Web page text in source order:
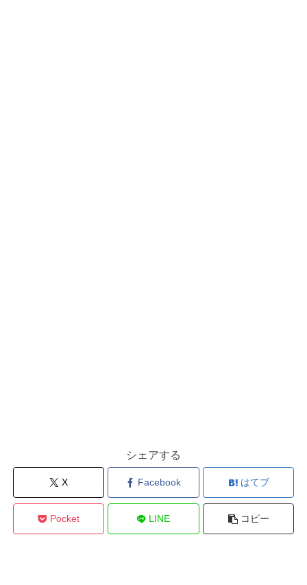
シェアする
X Facebook はてブ
Pocket LINE コピー